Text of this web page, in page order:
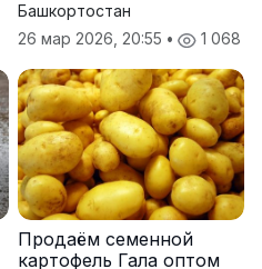
Башкортостан
26 мар 2026, 20:55 • 1 068
Продаём семенной
картофель Гала оптом